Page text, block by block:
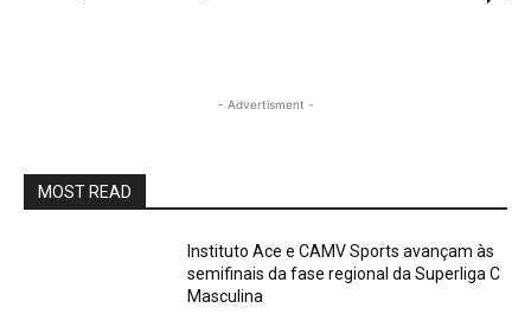
- Advertisment -
MOST READ
Instituto Ace e CAMV Sports avançam às
semifinais da fase regional da Superliga C
Masculina